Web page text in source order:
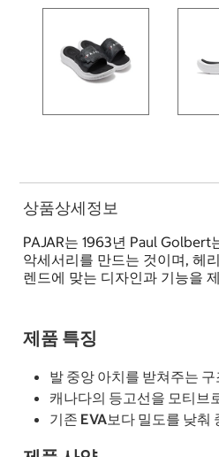
상품상세정보
PAJAR는 1963년 Paul Golbert
악세서리를 만드는 것이며, 헤
렌드에 맞는 디자인과 기능을
제품 특징
발 중앙 아치를 받쳐주는
캐나다의 등고선을 모티브
기존 EVA보다 밀도를 낮